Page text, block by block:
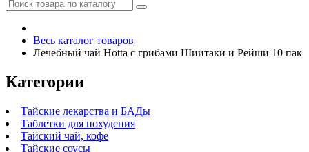
Весь каталог товаров
Лечебный чай Hotta с грибами Шиитаки и Рейши 10 пак
Категории
Тайские лекарства и БАДы
Таблетки для похудения
Тайский чай, кофе
Тайские соусы